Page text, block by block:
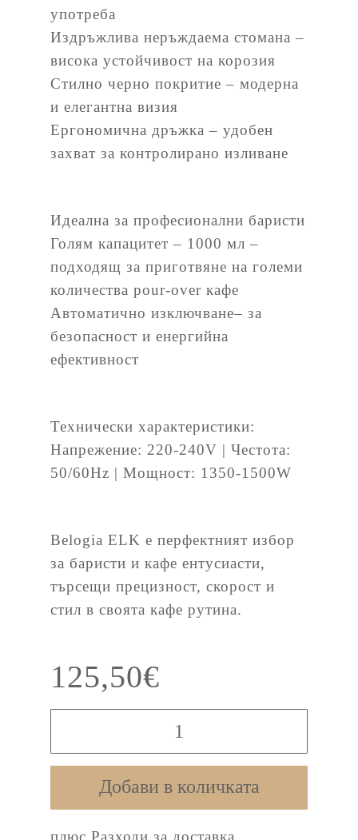
употреба
Издръжлива неръждаема стомана –
висока устойчивост на корозия
Стилно черно покритиe – модерна
и елегантна визия
Ергономична дръжка – удобен
захват за контролирано изливане
Идеална за професионални баристи
Голям капацитет – 1000 мл –
подходящ за приготвяне на големи
количества pour-over кафе
Автоматично изключване– за
безопасност и енергийна
ефективност
Технически характеристики:
Напрежение: 220-240V | Честота:
50/60Hz | Мощност: 1350-1500W
Belogia ELK е перфектният избор
за баристи и кафе ентусиасти,
търсещи прецизност, скорост и
стил в своята кафе рутина.
125,50€
Belogia
–
Добави в количката
плюс Разходи за доставка